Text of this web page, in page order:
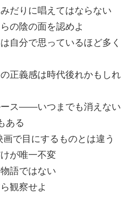
だりに唱えてはならない
の陰の面を認めよ
自分で思っているほど多く
正義感は時代後れかもしれ
ース――いつまでも消えない
ある
で目にするものとは違う
が唯一不変
語ではない
観察せよ